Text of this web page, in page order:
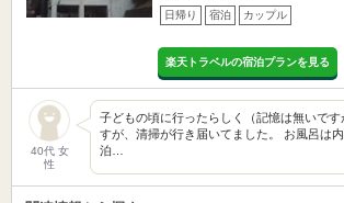
日帰り 宿泊 カップル
楽天トラベルの宿泊プランを見る
40代 女
性
子どもの頃に行ったらしく（記憶は無いで
すが、清掃が行き届いてました。 お風呂は
泊…